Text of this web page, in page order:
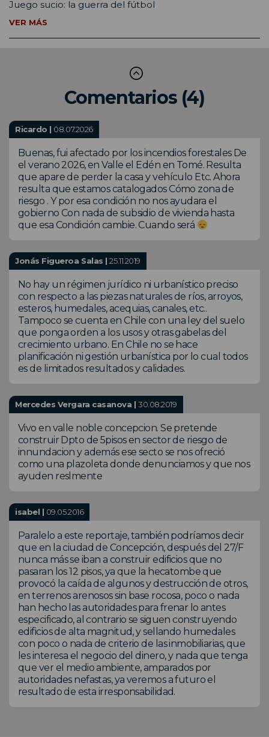
Juego sucio: la guerra del fútbol
VER MÁS
Comentarios (4)
Ricardo | 08.07.2026
Buenas, fui afectado por los incendios forestales De
el verano 2026, en Valle el Edén en Tomé. Resulta
que apare de perder la casa y vehículo Etc. Ahora
resulta que estamos catalogados Cómo zona de
riesgo . Y por esa condición no nos ayudara el
gobierno Con nada de subsidio de vivienda hasta
que esa Condición cambie. Cuando será
Jonás Figueroa Salas |25.11.2019
No hay un régimen jurídico ni urbanístico preciso
con respecto a las piezas naturales de ríos, arroyos,
esteros, humedales, acequias, canales, etc..
Tampoco se cuenta en Chile con una ley del suelo
que ponga orden a los usos y otras gabelas del
crecimiento urbano. En Chile no se hace
planificación ni gestión urbanística por lo cual todos
es de limitados resultados y calidades.
Mercedes Vergara casanova |30.08.2019
Vivo en valle noble concepcion. Se pretende
construir Dpto de 5pisos en sector de riesgo de
innundacion y además ese secto se nos ofreció
como una plazoleta donde denunciamos y que nos
ayuden reslmente
isabel | 09.05.2016
Paralelo a este reportaje, también podríamos decir
que en la ciudad de Concepción, después del 27/F
nunca más se iban a construir edificios que no
pasaran los 12 pisos, ya que la hecatombe que
provocó la caída de algunos y destrucción de otros,
en terrenos arenosos sin base rocosa, poco o nada
han hecho las autoridades para frenar lo antes
especificado, al contrario se siguen construyendo
edificios de alta magnitud, y sellando humedales
con poco o nada de criterio de las inmobiliarias, que
les interesa el negocio del dinero, y nada que tenga
que ver el medio ambiente, amparados por
autoridades nefastas, ya veremos a futuro el
resultado de esta irresponsabilidad.